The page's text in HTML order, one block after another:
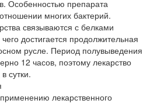
Особенностью препарата
многих бактерий.
связываются с белками
достигается продолжительная
русле. Период полувыведения
12 часов, поэтому лекарство
сутки.
лекарственного